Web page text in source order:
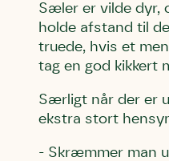
Sæler er vilde dyr,
holde afstand til
truede, hvis et
tag en god kikkert
Særligt når der er
ekstra stort
- Skræmmer man